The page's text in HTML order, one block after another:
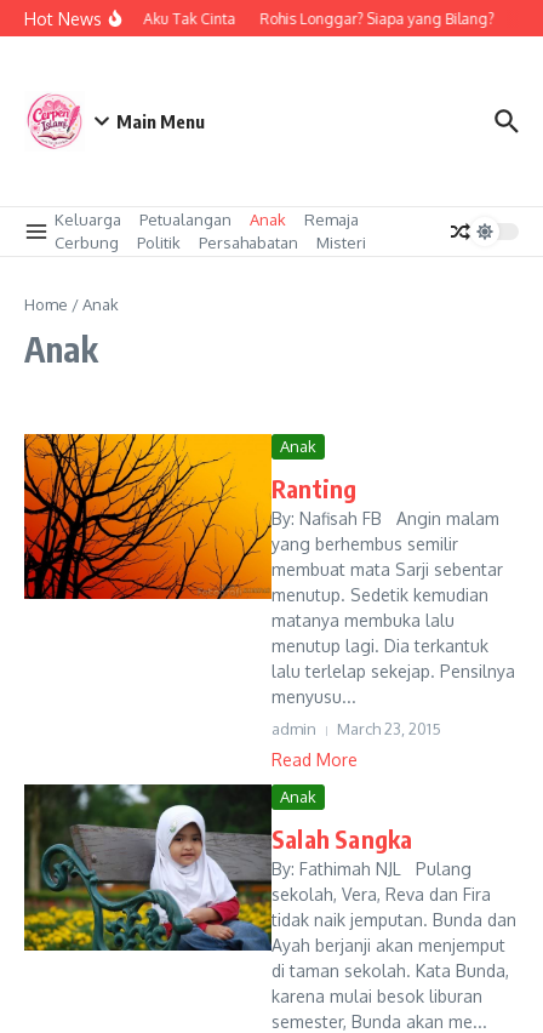
Skip to content
Hot NewsBukan Aku Tak Cinta Rohis Longgar? Siapa yang Bilang?
Main Menu
Keluarga Petualangan Anak
Remaja
Cerbung
Politik Persahabatan Misteri
Home /Anak
Anak
Anak
Ranting
By: Nafisah FB Angin malam
yang berhembus semilir
membuat mata Sarji sebentar
menutup. Sedetik kemudian
matanya membuka lalu
menutup lagi. Dia terkantuk
lalu terlelap sekejap. Pensilnya
menyusu...
admin March 23, 2015
Read More
Anak
Salah Sangka
By: Fathimah NJL Pulang
sekolah, Vera, Reva dan Fira
tidak naik jemputan. Bunda dan
Ayah berjanji akan menjemput
di taman sekolah. Kata Bunda,
karena mulai besok liburan
semester, Bunda akan me...